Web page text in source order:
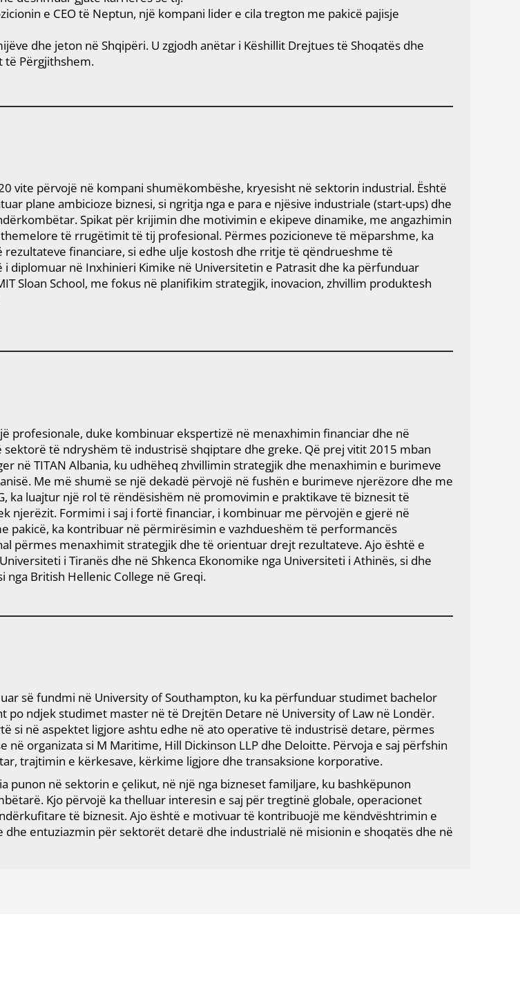
e CEO të Neptun, një kompani lider e cila tregton me pakicë pajisje
dhe jeton në Shqipëri. U zgjodh anëtar i Këshillit Drejtues të Shoqatës dhe
të Përgjithshem.
vite përvojë në kompani shumëkombëshe, kryesisht në sektorin industrial. Është
plane ambicioze biznesi, si ngritja nga e para e njësive industriale (start-ups) dhe
Spikat për krijimin dhe motivimin e ekipeve dinamike, me angazhimin
të rrugëtimit të tij profesional. Përmes pozicioneve të mëparshme, ka
financiare, si edhe ulje kostosh dhe rritje të qëndrueshme të
i diplomuar në Inxhinieri Kimike në Universitetin e Patrasit dhe ka përfunduar
Sloan School, me fokus në planifikim strategjik, inovacion, zhvillim produktesh
profesionale, duke kombinuar ekspertizë në menaxhimin financiar dhe në
të ndryshëm të industrisë shqiptare dhe greke. Që prej vitit 2015 mban
në TITAN Albania, ku udhëheq zhvillimin strategjik dhe menaxhimin e burimeve
Me më shumë se një dekadë përvojë në fushën e burimeve njerëzore dhe me
ka luajtur një rol të rëndësishëm në promovimin e praktikave të biznesit të
njerëzit. Formimi i saj i fortë financiar, i kombinuar me përvojën e gjerë në
pakicë, ka kontribuar në përmirësimin e vazhdueshëm të performancës
përmes menaxhimit strategjik dhe të orientuar drejt rezultateve. Ajo është e
i Tiranës dhe në Shkenca Ekonomike nga Universiteti i Athinës, si dhe
British Hellenic College në Greqi.
së fundmi në University of Southampton, ku ka përfunduar studimet bachelor
po ndjek studimet master në të Drejtën Detare në University of Law në Londër.
si në aspektet ligjore ashtu edhe në ato operative të industrisë detare, përmes
në organizata si M Maritime, Hill Dickinson LLP dhe Deloitte. Përvoja e saj përfshin
trajtimin e kërkesave, kërkime ligjore dhe transaksione korporative.
punon në sektorin e çelikut, në një nga bizneset familjare, ku bashkëpunon
Kjo përvojë ka thelluar interesin e saj për tregtinë globale, operacionet
të biznesit. Ajo është e motivuar të kontribuojë me këndvështrimin e
dhe entuziazmin për sektorët detarë dhe industrialë në misionin e shoqatës dhe në